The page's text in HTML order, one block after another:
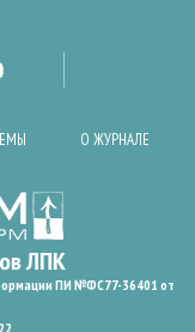
О ЖУРНАЛЕ
ПИ №ФС77-36401 от